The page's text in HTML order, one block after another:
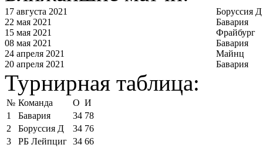
17 августа 2021
Боруссия Д
22 мая 2021
Бавария
15 мая 2021
Фрайбург
08 мая 2021
Бавария
24 апреля 2021
Майнц
20 апреля 2021
Бавария
Турнирная таблица:
№ Команда О И
1
Бавария 34 78
2
Боруссия Д 34 76
3
РБ Лейпциг 34 66